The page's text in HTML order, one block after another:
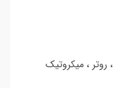
روتر میکروتیک